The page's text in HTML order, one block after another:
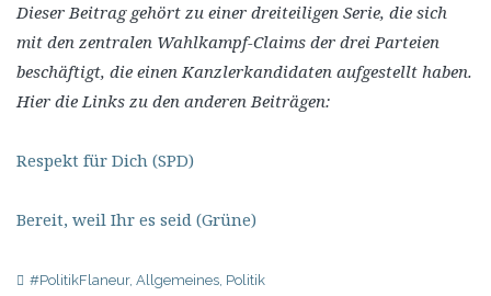
Dieser Beitrag gehört zu einer dreiteiligen Serie, die sich
mit den zentralen Wahlkampf-Claims der drei Parteien
beschäftigt, die einen Kanzlerkandidaten aufgestellt haben.
Hier die Links zu den anderen Beiträgen:
Respekt für Dich (SPD)
Bereit, weil Ihr es seid (Grüne)
#PolitikFlaneur, Allgemeines, Politik